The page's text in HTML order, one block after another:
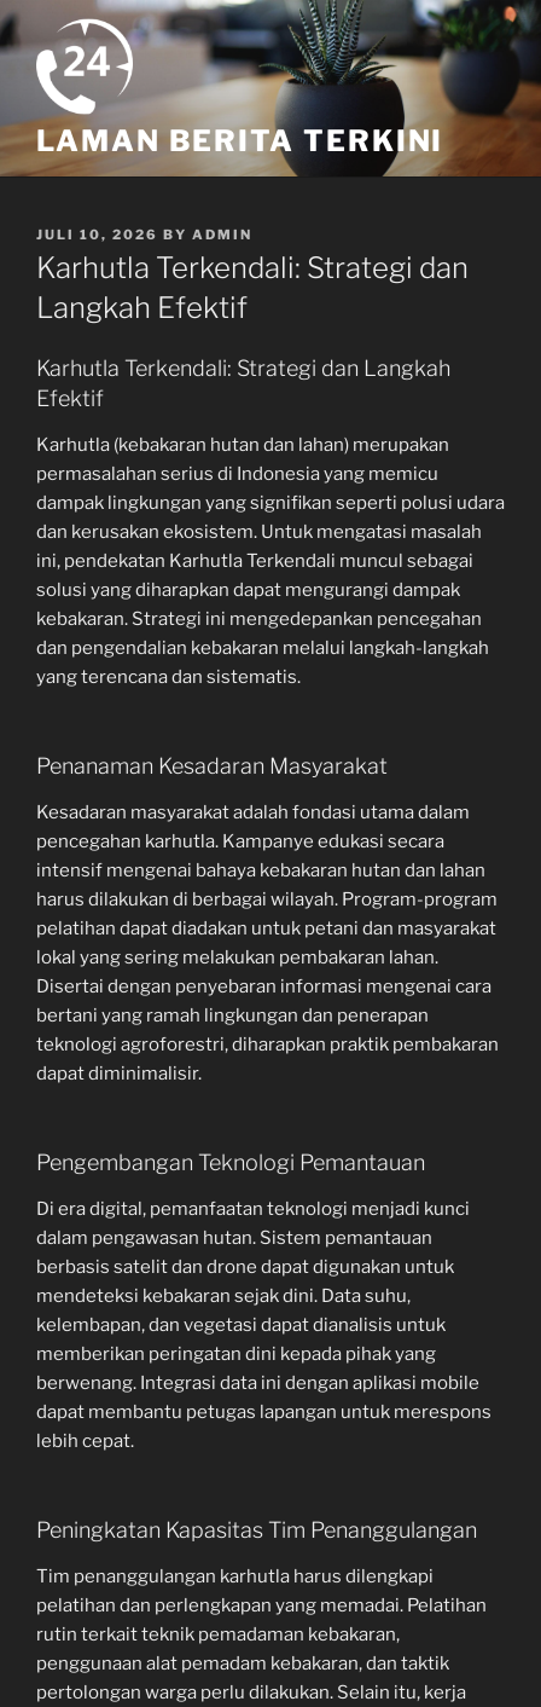
Skip
to
content
LAMAN BERITA TERKINI
POSTED
ON
JULI 10, 2026 BY ADMIN
Karhutla Terkendali: Strategi dan
Langkah Efektif
Karhutla Terkendali: Strategi dan Langkah
Efektif
Karhutla (kebakaran hutan dan lahan) merupakan
permasalahan serius di Indonesia yang memicu
dampak lingkungan yang signifikan seperti polusi udara
dan kerusakan ekosistem. Untuk mengatasi masalah
ini, pendekatan Karhutla Terkendali muncul sebagai
solusi yang diharapkan dapat mengurangi dampak
kebakaran. Strategi ini mengedepankan pencegahan
dan pengendalian kebakaran melalui langkah-langkah
yang terencana dan sistematis.
Penanaman Kesadaran Masyarakat
Kesadaran masyarakat adalah fondasi utama dalam
pencegahan karhutla. Kampanye edukasi secara
intensif mengenai bahaya kebakaran hutan dan lahan
harus dilakukan di berbagai wilayah. Program-program
pelatihan dapat diadakan untuk petani dan masyarakat
lokal yang sering melakukan pembakaran lahan.
Disertai dengan penyebaran informasi mengenai cara
bertani yang ramah lingkungan dan penerapan
teknologi agroforestri, diharapkan praktik pembakaran
dapat diminimalisir.
Pengembangan Teknologi Pemantauan
Di era digital, pemanfaatan teknologi menjadi kunci
dalam pengawasan hutan. Sistem pemantauan
berbasis satelit dan drone dapat digunakan untuk
mendeteksi kebakaran sejak dini. Data suhu,
kelembapan, dan vegetasi dapat dianalisis untuk
memberikan peringatan dini kepada pihak yang
berwenang. Integrasi data ini dengan aplikasi mobile
dapat membantu petugas lapangan untuk merespons
lebih cepat.
Peningkatan Kapasitas Tim Penanggulangan
Tim penanggulangan karhutla harus dilengkapi
pelatihan dan perlengkapan yang memadai. Pelatihan
rutin terkait teknik pemadaman kebakaran,
penggunaan alat pemadam kebakaran, dan taktik
pertolongan warga perlu dilakukan. Selain itu, kerja